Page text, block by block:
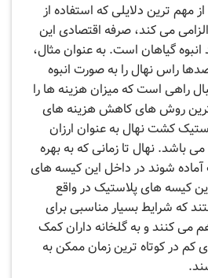
مهم ترین دلایلی که استفاده از
می ‌کند، صرفه اقتصادی این
گیاهان است. به عنوان مثال،
راس نهال را به صورت انبوه
راهی است که میزان هزینه ها را
روش های کاهش هزینه های
کشت نهال به عنوان ارزان
باشد. نهال تا زمانی که به بهره
شوند در داخل این کیسه های
کیسه های پلاستیک در واقع
که شرایط بسیار مناسبی برای
می کنند و به گلخانه داران کمک
کم در کوتاه ترین زمان ممکن به